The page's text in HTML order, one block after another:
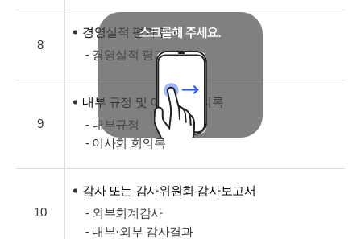
8
경영실적 평가 결과
- 경영실적 평가 결과
9
내부 규정 및 이사회 회의록
- 내부규정
- 이사회 회의록
10
감사 또는 감사위원회 감사보고서
- 외부회계감사
- 내부·외부 감사결과